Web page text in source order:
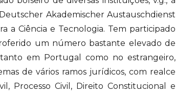
Akademischer Austauschdienst
a Ciência e Tecnologia. Tem participado
um número bastante elevado de
em Portugal como no estrangeiro,
de vários ramos jurídicos, com realce
Processo Civil, Direito Constitucional e